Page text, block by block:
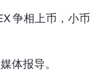
争相上币，小币
体报导。